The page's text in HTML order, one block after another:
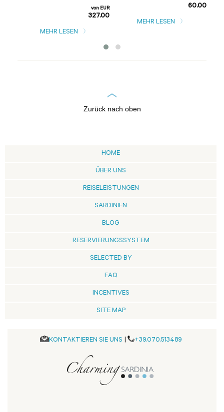
von EUR
327.00
MEHR LESEN
60.00
MEHR LESEN
Zurück nach oben
HOME
ÜBER UNS
REISELEISTUNGEN
SARDINIEN
BLOG
RESERVIERUNGSSYSTEM
SELECTED BY
FAQ
INCENTIVES
SITE MAP
KONTAKTIEREN SIE UNS +39.070.513489